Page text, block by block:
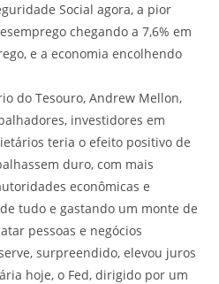
Social agora, a pior
chegando a 7,6% em
e a economia encolhendo
do Tesouro, Andrew Mellon,
investidores em
teria o efeito positivo de
duro, com mais
econômicas e
tudo e gastando um monte de
pessoas e negócios
surpreendido, elevou juros
hoje, o Fed, dirigido por um